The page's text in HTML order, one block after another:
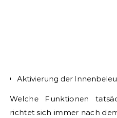
Aktivierung der
Welche Funktionen
richtet sich immer nach